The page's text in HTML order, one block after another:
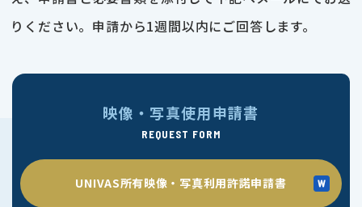
りください。申請から1週間以内にご回答します。
映像・写真使用申請書
REQUEST FORM
UNIVAS所有映像・写真利用許諾申請書